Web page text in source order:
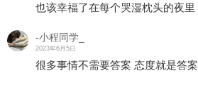
也该幸福了在每个哭湿枕头的夜里
-小程同学_
2023年6月5日
很多事情不需要答案 态度就是答案